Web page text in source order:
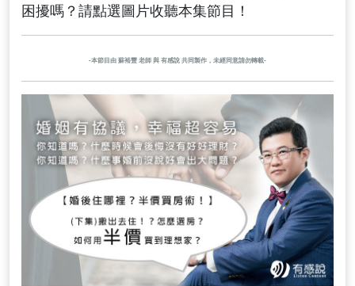
困擾嗎？請點選圖片收聽本集節目！
-本節目由 蘇裕豐 老師 與 有感說 共同製作，未經同意請勿轉載-